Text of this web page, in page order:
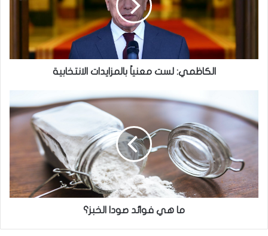
الكاظمي: لست معنياً بالمزايدات الانتخابية
فوائد
صودا
ما هي فوائد صودا الخبز؟